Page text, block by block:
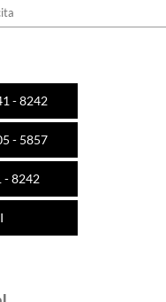
- 8242
- 5857
- 8242